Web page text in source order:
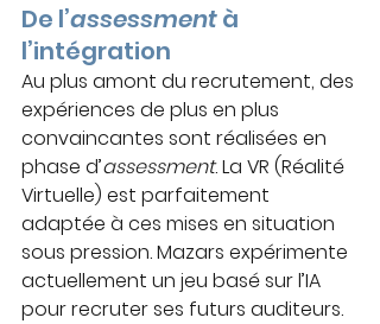
De l’assessment à
l’intégration
Au plus amont du recrutement, des
expériences de plus en plus
convaincantes sont réalisées en
phase d’assessment. La VR (Réalité
Virtuelle) est parfaitement
adaptée à ces mises en situation
sous pression. Mazars expérimente
actuellement un jeu basé sur l’IA
pour recruter ses futurs auditeurs.